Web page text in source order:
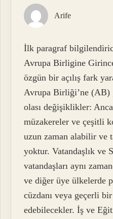
Arife
İlk paragraf
Avrupa Birligine
özgün bir açılış fark
Avrupa Birliği’ne (AB)
olası değişiklikler:
müzakereler ve çeşitli
uzun zaman alabilir ve
yoktur. Vatandaşlık ve
vatandaşları aynı
ve diğer üye ülkelerde
cüzdanı veya geçerli
edebilecekler. İş ve